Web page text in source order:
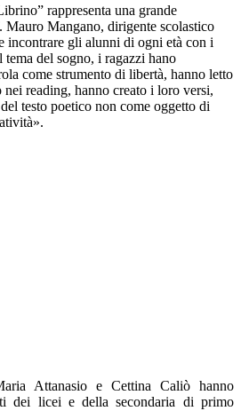
rappresenta una grande
Mauro Mangano, dirigente scolastico
incontrare gli alunni di ogni età con i
del sogno, i ragazzi hano
come strumento di libertà, hanno letto
nei reading, hanno creato i loro versi,
testo poetico non come oggetto di
Attanasio e Cettina Caliò hanno
dei licei e della secondaria di primo